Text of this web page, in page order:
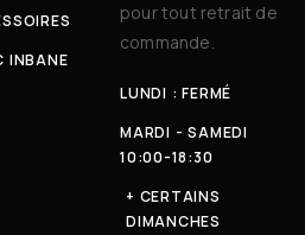
INBANE
pour tout retrait de
commande.
LUNDI : FERMÉ
MARDI - SAMEDI
10:00-18:30
+ CERTAINS
DIMANCHES